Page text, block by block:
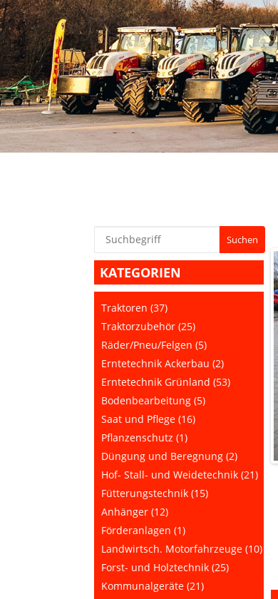
KATEGORIEN
Traktoren (37)
Traktorzubehör (25)
Räder/Pneu/Felgen (5)
Erntetechnik Ackerbau (2)
Erntetechnik Grünland (53)
Bodenbearbeitung (5)
Saat und Pflege (16)
Pflanzenschutz (1)
Düngung und Beregnung (2)
Hof- Stall- und Weidetechnik (21)
Fütterungstechnik (15)
Anhänger (12)
Förderanlagen (1)
Landwirtsch. Motorfahrzeuge (10)
Forst- und Holztechnik (25)
Kommunalgeräte (21)